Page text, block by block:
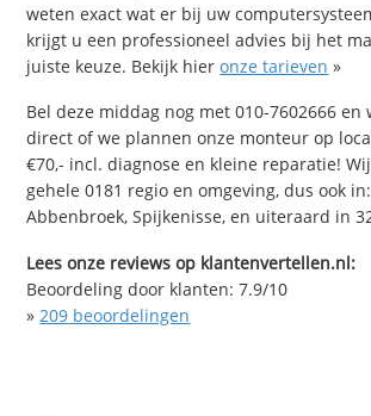
weten exact wat er bij uw
krijgt u een professioneel advies bij het
juiste keuze. Bekijk hieronze tarieven »
Bel deze middag nog met 010-7602666 en
direct of we plannen onze monteur op
€70,- incl. diagnose en kleine reparatie!
gehele 0181 regio en omgeving, dus ook
Abbenbroek, Spijkenisse, en uiteraard in
Lees onze reviews op klantenvertellen.nl:
Beoordeling door klanten:7.9/10
»209 beoordelingen